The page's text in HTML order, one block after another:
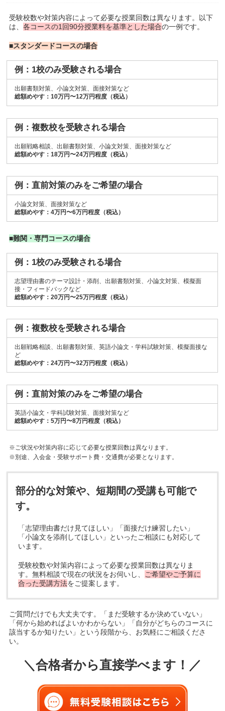
受験校数や対策内容によって必要な授業回数は異なります。以下
は、各コースの1回90分授業料を基準とした場合の一例です。
■スタンダードコースの場合
例：1校のみ受験される場合
出願書類対策、小論文対策、面接対策など
総額めやす：10万円〜12万円程度（税込）
例：複数校を受験される場合
出願戦略相談、出願書類対策、小論文対策、面接対策など
総額めやす：18万円〜24万円程度（税込）
例：直前対策のみをご希望の場合
小論文対策、面接対策など
総額めやす：4万円〜6万円程度（税込）
■難関・専門コースの場合
例：1校のみ受験される場合
志望理由書のテーマ設計・添削、出願書類対策、小論文対策、模擬面
接・フィードバックなど
総額めやす：20万円〜25万円程度（税込）
例：複数校を受験される場合
出願戦略相談、出願書類対策、英語小論文・学科試験対策、模擬面接な
ど
総額めやす：24万円〜32万円程度（税込）
例：直前対策のみをご希望の場合
英語小論文・学科試験対策、面接対策など
総額めやす：5万円〜8万円程度（税込）
※ご状況や対策内容に応じて必要な授業回数は異なります。
※別途、入会金・受験サポート費・交通費が必要となります。
部分的な対策や、短期間の受講も可能で
す。
「志望理由書だけ見てほしい」「面接だけ練習したい」
「小論文を添削してほしい」といったご相談にも対応して
います。
受験校数や対策内容によって必要な授業回数は異なりま
す。無料相談で現在の状況をお伺いし、 ご希望やご予算に
合った受講方法をご提案します。
ご質問だけでも大丈夫です。「まだ受験するか決めていない」
「何から始めればよいかわからない」「自分がどちらのコースに
該当するか知りたい」という段階から、お気軽にご相談くださ
い。
＼合格者から直接学べます！／